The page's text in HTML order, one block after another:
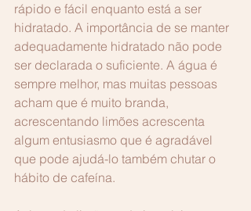
rápido e fácil enquanto está a ser
hidratado. A importância de se manter
adequadamente hidratado não pode
ser declarada o suficiente. A água é
sempre melhor, mas muitas pessoas
acham que é muito branda,
acrescentando limões acrescenta
algum entusiasmo que é agradável
que pode ajudá-lo também chutar o
hábito de cafeína.